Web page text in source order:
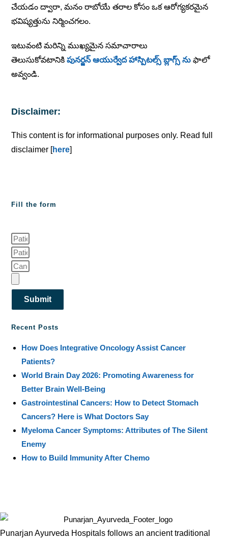
చేయడం ద్వారా, మనం రాబోయే తరాల కోసం ఒక ఆరోగ్యకరమైన
భవిష్యత్తును నిర్మించగలం.
ఇటువంటి మరిన్ని ముఖ్యమైన సమాచారాలు
తెలుసుకోవటానికిపునర్జన్ ఆయుర్వేద హాస్పిటల్స్ బ్లాగ్స్ ను ఫాలో
అవ్వండి.
Disclaimer:
This content is for informational purposes only. Read full
disclaimer [here]
Fill the form
Submit
Recent Posts
How Does Integrative Oncology Assist Cancer
Patients?
World Brain Day 2026: Promoting Awareness for
Better Brain Well-Being
Gastrointestinal Cancers: How to Detect Stomach
Cancers? Here is What Doctors Say
Myeloma Cancer Symptoms: Attributes of The Silent
Enemy
How to Build Immunity After Chemo
Punarjan Ayurveda Hospitals follows an ancient traditional